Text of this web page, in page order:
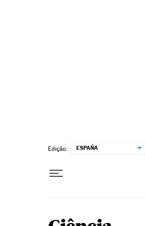
Edição: ESPAÑA